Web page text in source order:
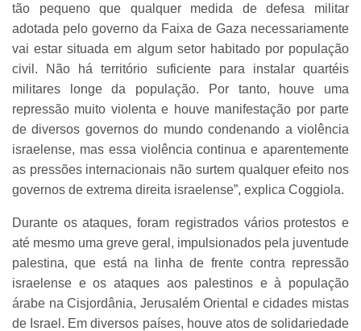
tão pequeno que qualquer medida de defesa militar
adotada pelo governo da Faixa de Gaza necessariamente
vai estar situada em algum setor habitado por população
civil. Não há território suficiente para instalar quartéis
militares longe da população. Por tanto, houve uma
repressão muito violenta e houve manifestação por parte
de diversos governos do mundo condenando a violência
israelense, mas essa violência continua e aparentemente
as pressões internacionais não surtem qualquer efeito nos
governos de extrema direita israelense”, explica Coggiola.
Durante os ataques, foram registrados vários protestos e
até mesmo uma greve geral, impulsionados pela juventude
palestina, que está na linha de frente contra repressão
israelense e os ataques aos palestinos e à população
árabe na Cisjordânia, Jerusalém Oriental e cidades mistas
de Israel. Em diversos países, houve atos de solidariedade